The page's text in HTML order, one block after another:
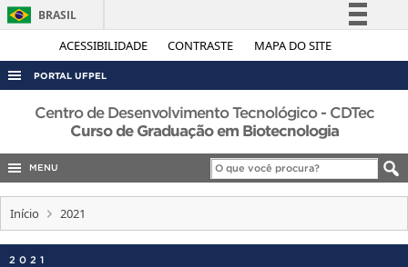
ACESSIBILIDADE CONTRASTE MAPA DO SITE
BRASIL
Simplifique!
Acesso à informação
Legislação
Canais
PORTAL UFPEL
ACESSO À INFORMAÇÃO
AUDITORIA
COBALTO
CONCURSOS
EDITAIS
INTERNACIONAL
Centro de Desenvolvimento Tecnológico - CDTec
Curso de Graduação em Biotecnologia
MENU
Início 2021
2021